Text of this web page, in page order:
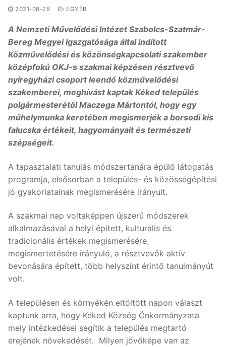
2021-08-26 EGYÉB
A Nemzeti Művelődési Intézet Szabolcs-Szatmár-
Bereg Megyei Igazgatósága által indított
Közművelődési és közönségkapcsolati szakember
középfokú OKJ-s szakmai képzésen résztvevő
nyíregyházi csoport leendő közművelődési
szakemberei, meghívást kaptak Kéked település
polgármesterétől Maczega Mártontól, hogy egy
műhelymunka keretében megismerjék a borsodi kis
falucska értékeit, hagyományait és természeti
szépségeit.
A tapasztalati tanulás módszertanára épülő látogatás
programja, elsősorban a település- és közösségépítési
jó gyakorlatainak megismerésére irányult.
A szakmai nap voltaképpen újszerű módszerek
alkalmazásával a helyi épített, kulturális és
tradicionális értékek megismerésére,
megismertetésére irányuló, a résztvevők aktív
bevonására épített, több helyszínt érintő tanulmányút
volt.
A településen és környékén eltöltött napon választ
kaptunk arra, hogy Kéked Község Önkormányzata
mely intézkedései segítik a település megtartó
erejének növekedését. Milyen jövőképe van az